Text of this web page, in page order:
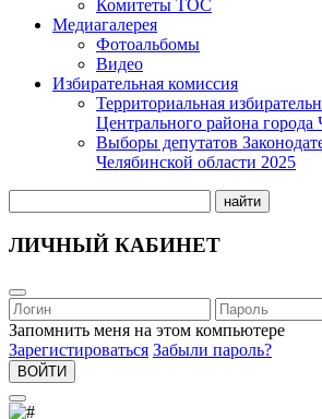
Комитеты ТОС
Медиагалерея
Фотоальбомы
Видео
Избирательная комиссия
Территориальная
Центрального района города
Выборы депутатов
Челябинской области 2025
найти
ЛИЧНЫЙ КАБИНЕТ
Запомнить меня на этом компьютере
Зарегистироваться Забыли пароль?
ВОЙТИ